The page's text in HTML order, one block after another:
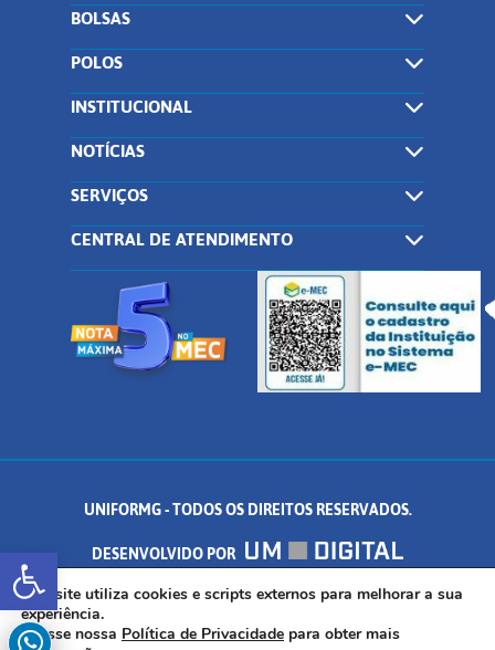
Abrir a barra de ferramentas
BOLSAS
POLOS
INSTITUCIONAL
NOTÍCIAS
SERVIÇOS
CENTRAL DE ATENDIMENTO
UNIFORMG - TODOS OS DIREITOS RESERVADOS.
DESENVOLVIDO POR
AV. DR. ARNALDO DE SENNA, 328 - PALMEIRAS, FORMIGA/MG - CEP:
35.574.530
Este site utiliza cookies e scripts externos para melhorar a sua
experiência.
Acesse nossa Política de Privacidade para obter mais